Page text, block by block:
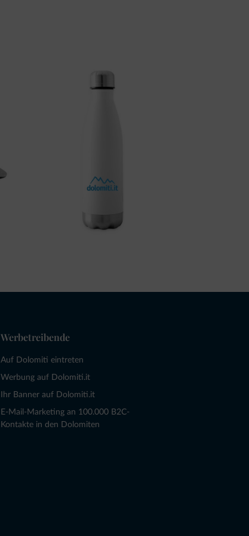
Werbetreibende
Auf Dolomiti eintreten
Werbung auf Dolomiti.it
Ihr Banner auf Dolomiti.it
E-Mail-Marketing an 100.000 B2C-
Kontakte in den Dolomiten